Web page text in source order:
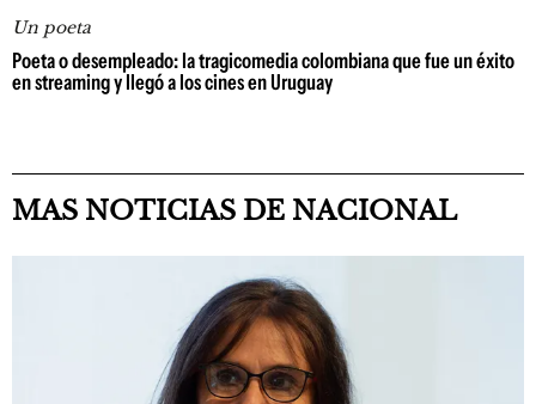
Un poeta
Poeta o desempleado: la tragicomedia colombiana que fue un éxito
en streaming y llegó a los cines en Uruguay
MAS NOTICIAS DE NACIONAL